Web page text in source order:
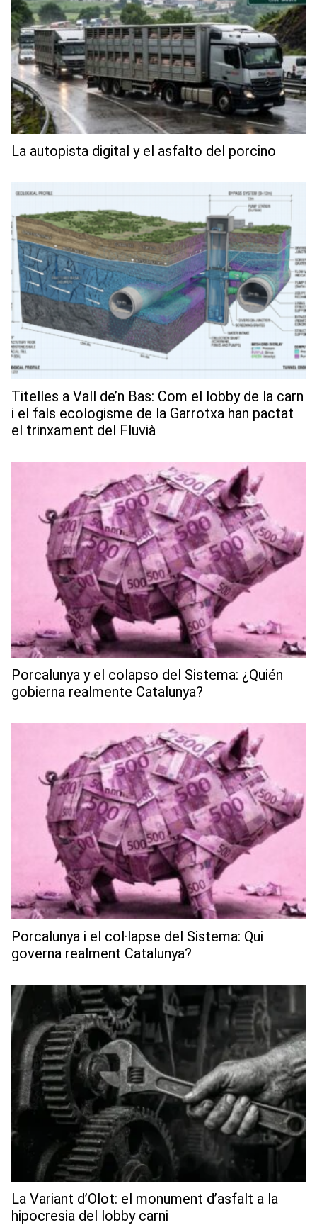
La autopista digital y el asfalto del porcino
Titelles a Vall de’n Bas: Com el lobby de la carn
i el fals ecologisme de la Garrotxa han pactat
el trinxament del Fluvià
Porcalunya y el colapso del Sistema: ¿Quién
gobierna realmente Catalunya?
Porcalunya i el col·lapse del Sistema: Qui
governa realment Catalunya?
La Variant d’Olot: el monument d’asfalt a la
hipocresia del lobby carni